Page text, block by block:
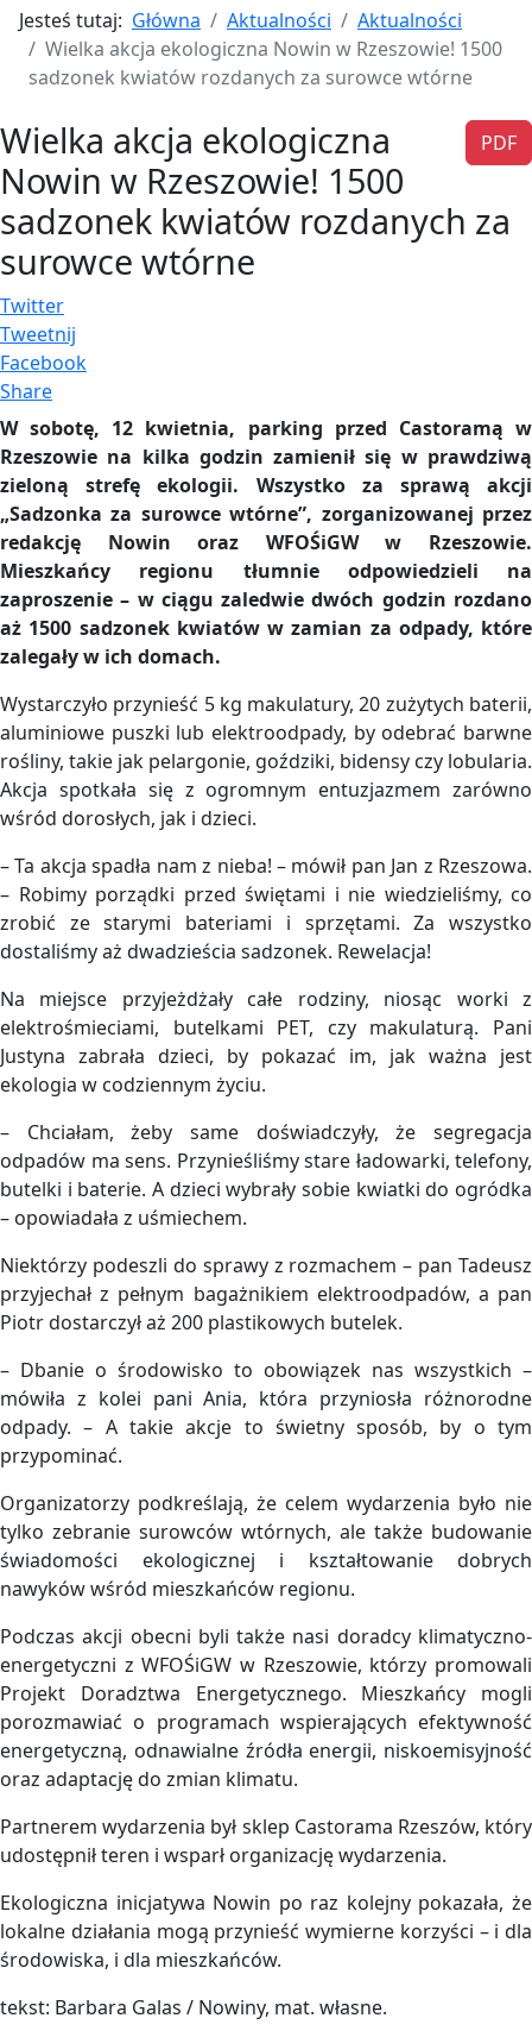
Jesteś tutaj: Główna Aktualności
Aktualności
Wielka akcja ekologiczna Nowin w Rzeszowie! 1500
sadzonek kwiatów rozdanych za surowce wtórne
PDF
Wielka akcja ekologiczna
Nowin w Rzeszowie! 1500
sadzonek kwiatów rozdanych za
surowce wtórne
Twitter
Tweetnij
Facebook
Share
W sobotę, 12 kwietnia, parking przed Castoramą w
Rzeszowie na kilka godzin zamienił się w prawdziwą
zieloną strefę ekologii. Wszystko za sprawą akcji
„Sadzonka za surowce wtórne”, zorganizowanej przez
redakcję Nowin oraz WFOŚiGW w Rzeszowie.
Mieszkańcy regionu tłumnie odpowiedzieli na
zaproszenie – w ciągu zaledwie dwóch godzin rozdano
aż 1500 sadzonek kwiatów w zamian za odpady, które
zalegały w ich domach.
Wystarczyło przynieść 5 kg makulatury, 20 zużytych baterii,
aluminiowe puszki lub elektroodpady, by odebrać barwne
rośliny, takie jak pelargonie, goździki, bidensy czy lobularia.
Akcja spotkała się z ogromnym entuzjazmem zarówno
wśród dorosłych, jak i dzieci.
– Ta akcja spadła nam z nieba! – mówił pan Jan z Rzeszowa.
– Robimy porządki przed świętami i nie wiedzieliśmy, co
zrobić ze starymi bateriami i sprzętami. Za wszystko
dostaliśmy aż dwadzieścia sadzonek. Rewelacja!
Na miejsce przyjeżdżały całe rodziny, niosąc worki z
elektrośmieciami, butelkami PET, czy makulaturą. Pani
Justyna zabrała dzieci, by pokazać im, jak ważna jest
ekologia w codziennym życiu.
– Chciałam, żeby same doświadczyły, że segregacja
odpadów ma sens. Przynieśliśmy stare ładowarki, telefony,
butelki i baterie. A dzieci wybrały sobie kwiatki do ogródka
– opowiadała z uśmiechem.
Niektórzy podeszli do sprawy z rozmachem – pan Tadeusz
przyjechał z pełnym bagażnikiem elektroodpadów, a pan
Piotr dostarczył aż 200 plastikowych butelek.
– Dbanie o środowisko to obowiązek nas wszystkich –
mówiła z kolei pani Ania, która przyniosła różnorodne
odpady. – A takie akcje to świetny sposób, by o tym
przypominać.
Organizatorzy podkreślają, że celem wydarzenia było nie
tylko zebranie surowców wtórnych, ale także budowanie
świadomości ekologicznej i kształtowanie dobrych
nawyków wśród mieszkańców regionu.
Podczas akcji obecni byli także nasi doradcy klimatyczno-
energetyczni z WFOŚiGW w Rzeszowie, którzy promowali
Projekt Doradztwa Energetycznego. Mieszkańcy mogli
porozmawiać o programach wspierających efektywność
energetyczną, odnawialne źródła energii, niskoemisyjność
oraz adaptację do zmian klimatu.
Partnerem wydarzenia był sklep Castorama Rzeszów, który
udostępnił teren i wsparł organizację wydarzenia.
Ekologiczna inicjatywa Nowin po raz kolejny pokazała, że
lokalne działania mogą przynieść wymierne korzyści – i dla
środowiska, i dla mieszkańców.
tekst: Barbara Galas / Nowiny, mat. własne.